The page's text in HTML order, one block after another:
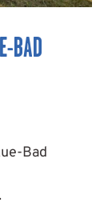
BAD
Bad